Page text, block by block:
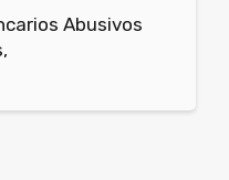
Abusivos